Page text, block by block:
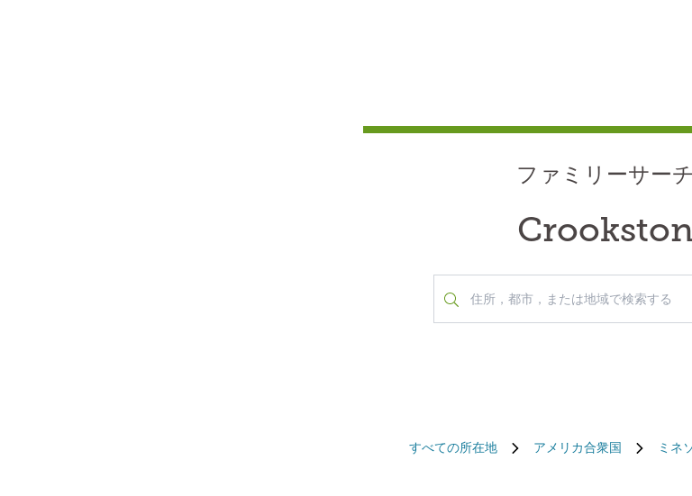
ファミリーサーチ
すべての所在地 アメリカ合衆国 ミネ